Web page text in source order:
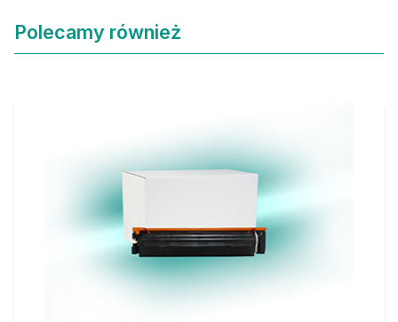
Polecamy również